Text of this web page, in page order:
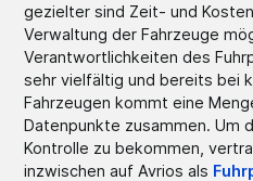
gezielter sind Zeit- und
Verwaltung der Fahrzeuge
Verantwortlichkeiten des
sehr vielfältig und bereits bei
Fahrzeugen kommt eine
Datenpunkte zusammen. Um
Kontrolle zu bekommen,
inzwischen auf Avrios als